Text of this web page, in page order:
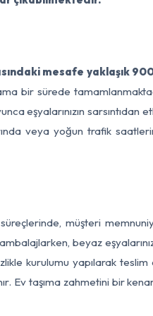
mesafe yaklaşık
bir sürede
eşyalarınızın sarsıntıdan
veya yoğun trafik
müşteri
beyaz
kurulumu yapılarak
Ev taşıma zahmetini bir